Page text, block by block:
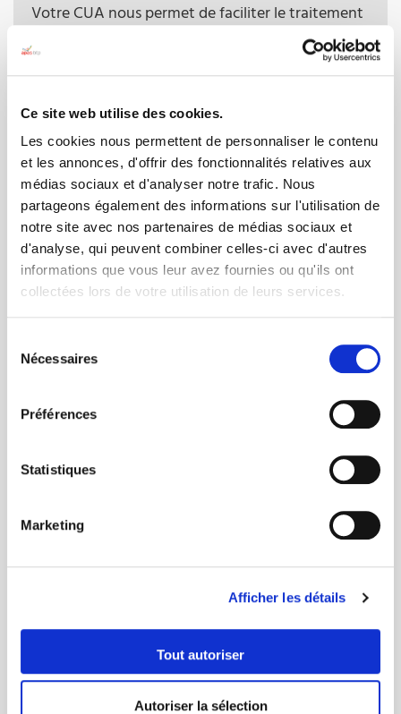
Ce site web utilise des cookies.
Les cookies nous permettent de personnaliser le contenu
et les annonces, d'offrir des fonctionnalités relatives aux
médias sociaux et d'analyser notre trafic. Nous
partageons également des informations sur l'utilisation de
notre site avec nos partenaires de médias sociaux et
d'analyse, qui peuvent combiner celles-ci avec d'autres
informations que vous leur avez fournies ou qu'ils ont
collectées lors de votre utilisation de leurs services.
Nécessaires
Préférences
Statistiques
Marketing
Afficher les détails
Tout autoriser
Autoriser la sélection
Votre CUA nous permet de faciliter le traitement
DEMANDE DE CONTACT
Sujet
Message
CAPTCHA
Cette question sert à vérifier si vous êtes un visiteur
(spam) automatisées.